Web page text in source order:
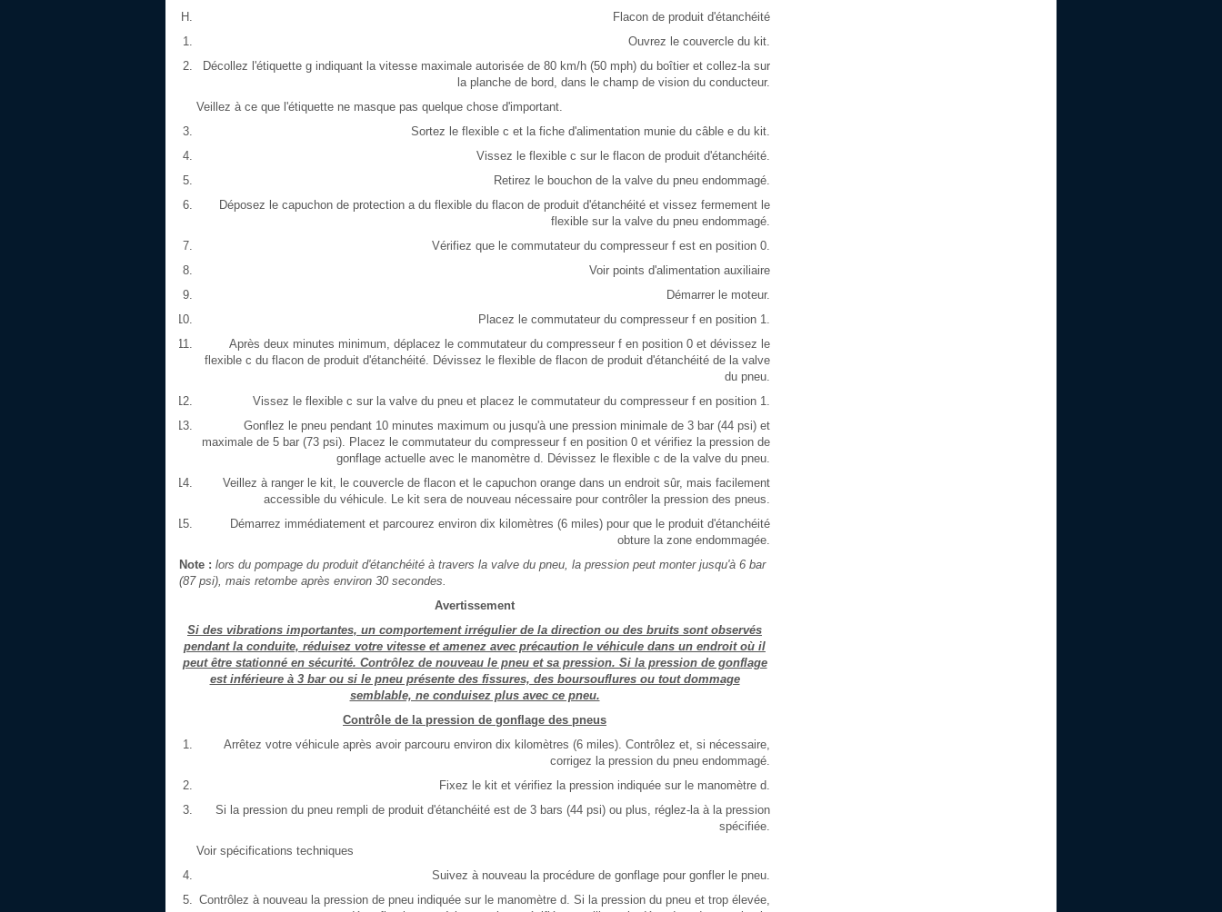
Flacon de produit d'étanchéité
Ouvrez le couvercle du kit.
Décollez l'étiquette g indiquant la vitesse maximale autorisée de 80 km/h (50 mph) du boîtier et collez-la sur
la planche de bord, dans le champ de vision du conducteur.
Veillez à ce que l'étiquette ne masque pas quelque chose d'important.
Sortez le flexible c et la fiche d'alimentation munie du câble e du kit.
Vissez le flexible c sur le flacon de produit d'étanchéité.
Retirez le bouchon de la valve du pneu endommagé.
Déposez le capuchon de protection a du flexible du flacon de produit d'étanchéité et vissez fermement le
flexible sur la valve du pneu endommagé.
Vérifiez que le commutateur du compresseur f est en position 0.
Voir points d'alimentation auxiliaire
Démarrer le moteur.
Placez le commutateur du compresseur f en position 1.
Après deux minutes minimum, déplacez le commutateur du compresseur f en position 0 et dévissez le
flexible c du flacon de produit d'étanchéité. Dévissez le flexible de flacon de produit d'étanchéité de la valve
du pneu.
Vissez le flexible c sur la valve du pneu et placez le commutateur du compresseur f en position 1.
Gonflez le pneu pendant 10 minutes maximum ou jusqu'à une pression minimale de 3 bar (44 psi) et
maximale de 5 bar (73 psi). Placez le commutateur du compresseur f en position 0 et vérifiez la pression de
gonflage actuelle avec le manomètre d. Dévissez le flexible c de la valve du pneu.
Veillez à ranger le kit, le couvercle de flacon et le capuchon orange dans un endroit sûr, mais facilement
accessible du véhicule. Le kit sera de nouveau nécessaire pour contrôler la pression des pneus.
Démarrez immédiatement et parcourez environ dix kilomètres (6 miles) pour que le produit d'étanchéité
obture la zone endommagée.
Note : lors du pompage du produit d'étanchéité à travers la valve du pneu, la pression peut monter jusqu'à 6 bar
(87 psi), mais retombe après environ 30 secondes.
Avertissement
Si des vibrations importantes, un comportement irrégulier de la direction ou des bruits sont observés
pendant la conduite, réduisez votre vitesse et amenez avec précaution le véhicule dans un endroit où il
peut être stationné en sécurité. Contrôlez de nouveau le pneu et sa pression. Si la pression de gonflage
est inférieure à 3 bar ou si le pneu présente des fissures, des boursouflures ou tout dommage
semblable, ne conduisez plus avec ce pneu.
Contrôle de la pression de gonflage des pneus
Arrêtez votre véhicule après avoir parcouru environ dix kilomètres (6 miles). Contrôlez et, si nécessaire,
corrigez la pression du pneu endommagé.
Fixez le kit et vérifiez la pression indiquée sur le manomètre d.
Si la pression du pneu rempli de produit d'étanchéité est de 3 bars (44 psi) ou plus, réglez-la à la pression
spécifiée.
Voir spécifications techniques
Suivez à nouveau la procédure de gonflage pour gonfler le pneu.
Contrôlez à nouveau la pression de pneu indiquée sur le manomètre d. Si la pression du pneu et trop élevée,